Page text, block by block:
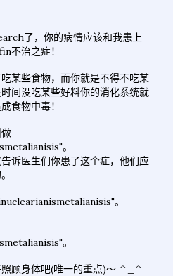
了，你的病情应该和我患上
不治之症！
某些食物，而你就是不得不吃某
间没吃某些好料你的消化系统就
食物中毒！
。
诉医生们你患了这个症，他们应
。
。
照顾身体吧(唯一的重点)～ ^_^